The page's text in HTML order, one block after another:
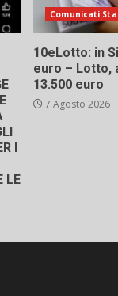
I
LE
Comunicati
10eLotto: in
euro – Lotto,
13.500 euro
7 Agosto 2026